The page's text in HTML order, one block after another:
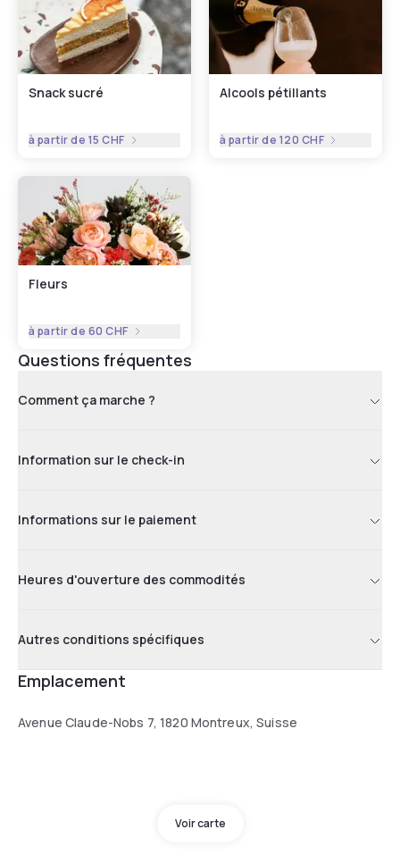
Snack sucré
à partir de 15 CHF
Alcools pétillants
à partir de 120 CHF
Fleurs
à partir de 60 CHF
Questions fréquentes
Comment ça marche ?
Information sur le check-in
Informations sur le paiement
Heures d'ouverture des commodités
Autres conditions spécifiques
Emplacement
Avenue Claude-Nobs 7, 1820 Montreux, Suisse
Voir carte